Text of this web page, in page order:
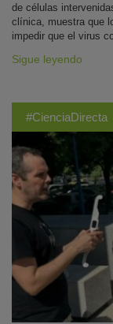
de células
clínica, muestra que
impedir que el virus
Sigue leyendo
#CienciaDirecta